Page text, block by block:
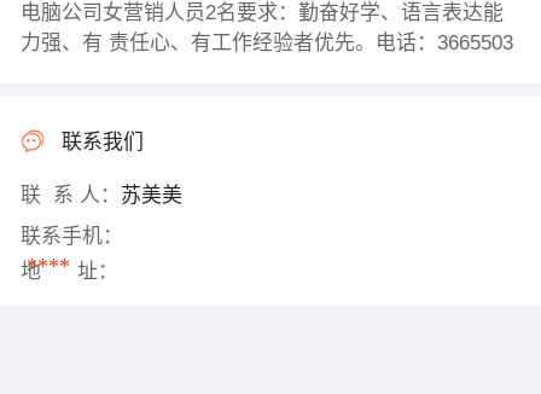
电脑公司女营销人员2名要求：勤奋好学、语言表达能
力强、有 责任心、有工作经验者优先。电话：3665503
联系我们
联 系 人： 苏美美
联系手机：
****
地 址：